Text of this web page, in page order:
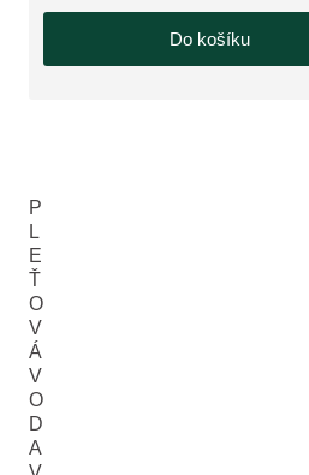
Do košíku
P
L
E
Ť
O
V
Á
V
O
D
A